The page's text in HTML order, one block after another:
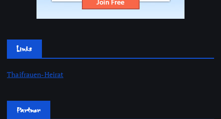
Links
Thaifrauen-Heirat
Partner